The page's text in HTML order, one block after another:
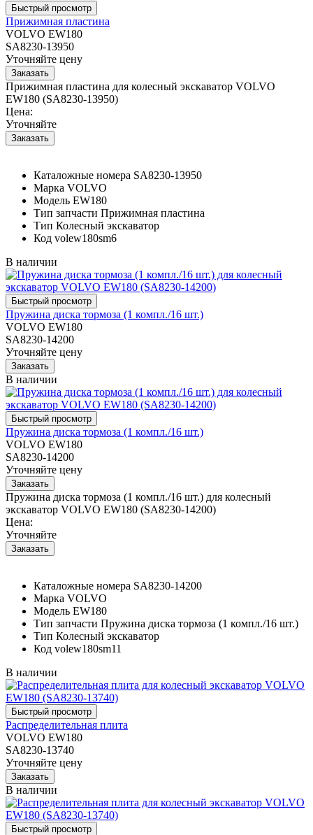
Прижимная пластина
VOLVO EW180
SA8230-13950
Уточняйте цену
Прижимная пластина для колесный экскаватор VOLVO
EW180 (SA8230-13950)
Цена:
Уточняйте
Каталожные номера SA8230-13950
Марка VOLVO
Модель EW180
Тип запчасти Прижимная пластина
Тип Колесный экскаватор
Код volew180sm6
В наличии
Пружина диска тормоза (1 компл./16 шт.)
VOLVO EW180
SA8230-14200
Уточняйте цену
В наличии
Пружина диска тормоза (1 компл./16 шт.)
VOLVO EW180
SA8230-14200
Уточняйте цену
Пружина диска тормоза (1 компл./16 шт.) для колесный
экскаватор VOLVO EW180 (SA8230-14200)
Цена:
Уточняйте
Каталожные номера SA8230-14200
Марка VOLVO
Модель EW180
Тип запчасти Пружина диска тормоза (1 компл./16 шт.)
Тип Колесный экскаватор
Код volew180sm11
В наличии
Распределительная плита
VOLVO EW180
SA8230-13740
Уточняйте цену
В наличии